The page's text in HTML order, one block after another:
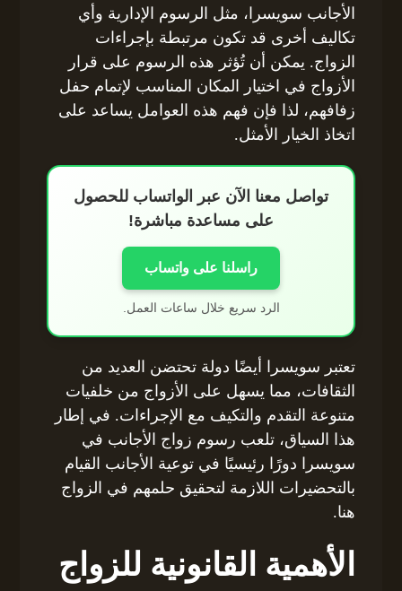
الأجانب سويسرا، مثل الرسوم الإدارية وأي
تكاليف أخرى قد تكون مرتبطة بإجراءات
الزواج. يمكن أن تُؤثر هذه الرسوم على قرار
الأزواج في اختيار المكان المناسب لإتمام حفل
زفافهم، لذا فإن فهم هذه العوامل يساعد على
اتخاذ الخيار الأمثل.
تواصل معنا الآن عبر الواتساب للحصول
على مساعدة مباشرة!
راسلنا على واتساب
الرد سريع خلال ساعات العمل.
تعتبر سويسرا أيضًا دولة تحتضن العديد من
الثقافات، مما يسهل على الأزواج من خلفيات
متنوعة التقدم والتكيف مع الإجراءات. في إطار
هذا السياق، تلعب رسوم زواج الأجانب في
سويسرا دورًا رئيسيًا في توعية الأجانب القيام
بالتحضيرات اللازمة لتحقيق حلمهم في الزواج
هنا.
الأهمية القانونية للزواج